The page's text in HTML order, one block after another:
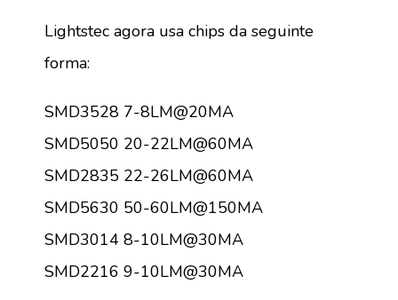
Lightstec agora usa chips da seguinte
forma:
SMD3528 7-8LM@20MA
SMD5050 20-22LM@60MA
SMD2835 22-26LM@60MA
SMD5630 50-60LM@150MA
SMD3014 8-10LM@30MA
SMD2216 9-10LM@30MA